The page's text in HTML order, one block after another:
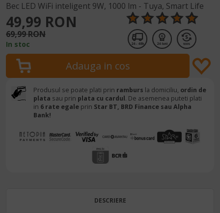
Bec LED WiFi inteligent 9W, 1000 lm - Tuya, Smart Life
49,99 RON
69,99 RON
In stoc 24 - 48h 24 luni
Produsul se poate plati prin ramburs la domiciliu, ordin de
plata sau prin plata cu cardul. De asemenea puteti plati
in 6 rate egale prin Star BT, BRD Finance sau Alpha
Bank!
DESCRIERE